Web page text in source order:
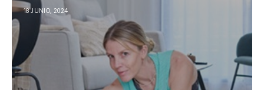
18 JUNIO, 2024